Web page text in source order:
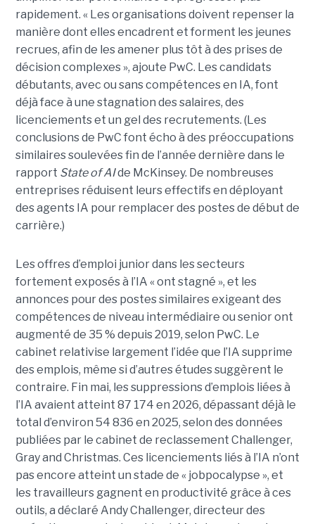
rapidement. « Les organisations doivent repenser la
manière dont elles encadrent et forment les jeunes
recrues, afin de les amener plus tôt à des prises de
décision complexes », ajoute PwC. Les candidats
débutants, avec ou sans compétences en IA, font
déjà face à une stagnation des salaires, des
licenciements et un gel des recrutements. (Les
conclusions de PwC font écho à des préoccupations
similaires soulevées fin de l’année dernière dans le
rapport State of AIde McKinsey. De nombreuses
entreprises réduisent leurs effectifs en déployant
des agents IA pour remplacer des postes de début de
carrière.)
Les offres d’emploi junior dans les secteurs
fortement exposés à l’IA « ont stagné », et les
annonces pour des postes similaires exigeant des
compétences de niveau intermédiaire ou senior ont
augmenté de 35 % depuis 2019, selon PwC. Le
cabinet relativise largement l’idée que l’IA supprime
des emplois, même si d’autres études suggèrent le
contraire. Fin mai, les suppressions d’emplois liées à
l’IA avaient atteint 87 174 en 2026, dépassant déjà le
total d’environ 54 836 en 2025, selon des données
publiées par le cabinet de reclassement Challenger,
Gray and Christmas. Ces licenciements liés à l’IA n’ont
pas encore atteint un stade de « jobpocalypse », et
les travailleurs gagnent en productivité grâce à ces
outils, a déclaré Andy Challenger, directeur des